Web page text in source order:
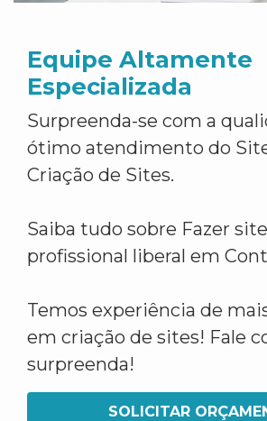
Equipe Altamente
Especializada
Surpreenda-se com a
ótimo atendimento do
Criação de Sites.
Saiba tudo sobre Fazer
profissional liberal em
Temos experiência de
em criação de sites! Fale
surpreenda!
SOLICITAR